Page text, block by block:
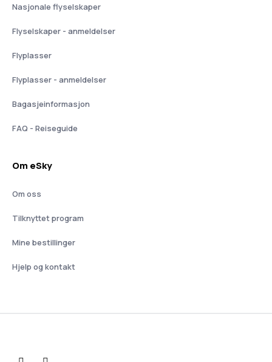
Nasjonale flyselskaper
Flyselskaper - anmeldelser
Flyplasser
Flyplasser - anmeldelser
Bagasjeinformasjon
FAQ - Reiseguide
Om eSky
Om oss
Tilknyttet program
Mine bestillinger
Hjelp og kontakt